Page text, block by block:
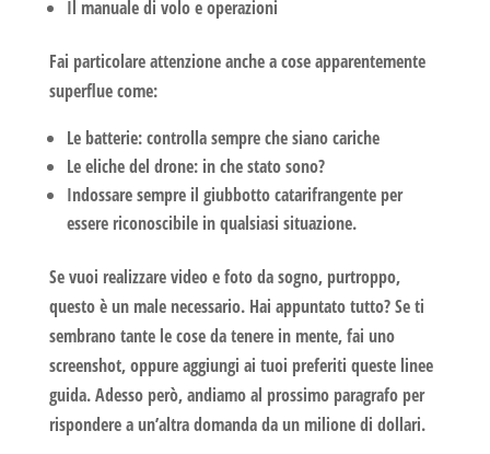
Il manuale di volo e operazioni
Fai particolare attenzione anche a cose apparentemente
superflue come:
Le batterie: controlla sempre che siano cariche
Le eliche del drone: in che stato sono?
Indossare sempre il giubbotto catarifrangente per
essere riconoscibile in qualsiasi situazione.
Se vuoi realizzare video e foto da sogno, purtroppo,
questo è un male necessario. Hai appuntato tutto? Se ti
sembrano tante le cose da tenere in mente, fai uno
screenshot, oppure aggiungi ai tuoi preferiti queste linee
guida. Adesso però, andiamo al prossimo paragrafo per
rispondere a un’altra domanda da un milione di dollari.